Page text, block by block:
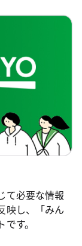
て必要な情報
映し、「みん
す。